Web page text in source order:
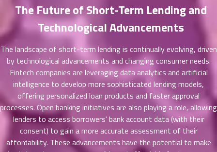
The Future of Short-Term Lending and
Technological Advancements
The landscape of short-term lending is continually evolving, driven
by technological advancements and changing consumer needs.
Fintech companies are leveraging data analytics and artificial
intelligence to develop more sophisticated lending models,
offering personalized loan products and faster approval
processes. Open banking initiatives are also playing a role, allowing
lenders to access borrowers' bank account data (with their
consent) to gain a more accurate assessment of their
affordability. These advancements have the potential to make
66
ตอน
ที่
น
67
ตอน
น
68
ตอน
ที่